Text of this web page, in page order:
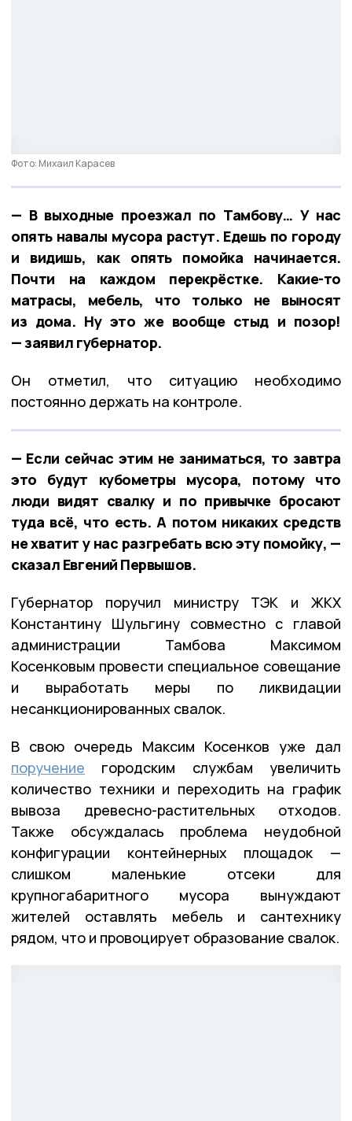
Фото: Михаил Карасев
— В выходные проезжал по Тамбову… У нас
опять навалы мусора растут. Едешь по городу
и видишь, как опять помойка начинается.
Почти на каждом перекрёстке. Какие-то
матрасы, мебель, что только не выносят
из дома. Ну это же вообще стыд и позор!
— заявил губернатор.
Он отметил, что ситуацию необходимо
постоянно держать на контроле.
— Если сейчас этим не заниматься, то завтра
это будут кубометры мусора, потому что
люди видят свалку и по привычке бросают
туда всё, что есть. А потом никаких средств
не хватит у нас разгребать всю эту помойку, —
сказал Евгений Первышов.
Губернатор поручил министру ТЭК и ЖКХ
Константину Шульгину совместно с главой
администрации Тамбова Максимом
Косенковым провести специальное совещание
и выработать меры по ликвидации
несанкционированных свалок.
В свою очередь Максим Косенков уже дал
поручение городским службам увеличить
количество техники и переходить на график
вывоза древесно-растительных отходов.
Также обсуждалась проблема неудобной
конфигурации контейнерных площадок —
слишком маленькие отсеки для
крупногабаритного мусора вынуждают
жителей оставлять мебель и сантехнику
рядом, что и провоцирует образование свалок.